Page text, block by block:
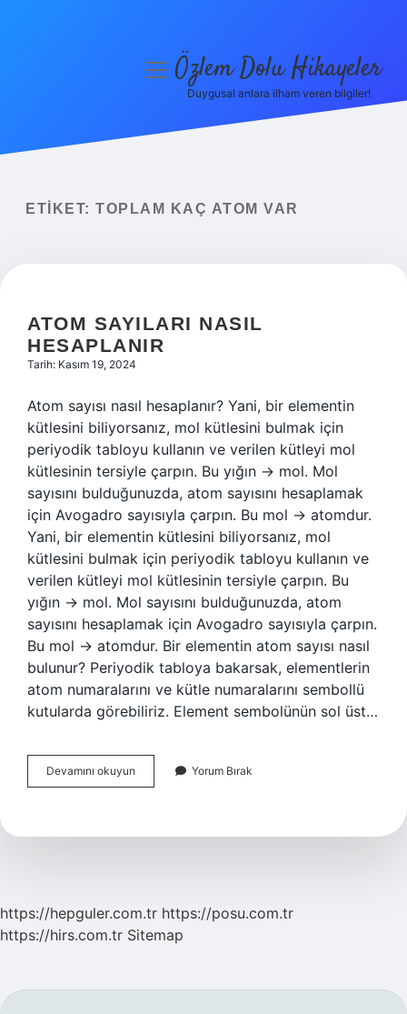
Yasal Uyarı
menüyüÖzlem Dolu Hikayeler
Duygusal anlara ilham veren bilgiler!
ETIKET: TOPLAM KAÇ ATOM VAR
ATOM SAYILARI NASIL
HESAPLANIR
Tarih: Kasım 19, 2024
Atom sayısı nasıl hesaplanır? Yani, bir elementin
kütlesini biliyorsanız, mol kütlesini bulmak için
periyodik tabloyu kullanın ve verilen kütleyi mol
kütlesinin tersiyle çarpın. Bu yığın → mol. Mol
sayısını bulduğunuzda, atom sayısını hesaplamak
için Avogadro sayısıyla çarpın. Bu mol → atomdur.
Yani, bir elementin kütlesini biliyorsanız, mol
kütlesini bulmak için periyodik tabloyu kullanın ve
verilen kütleyi mol kütlesinin tersiyle çarpın. Bu
yığın → mol. Mol sayısını bulduğunuzda, atom
sayısını hesaplamak için Avogadro sayısıyla çarpın.
Bu mol → atomdur. Bir elementin atom sayısı nasıl
bulunur? Periyodik tabloya bakarsak, elementlerin
atom numaralarını ve kütle numaralarını sembollü
kutularda görebiliriz. Element sembolünün sol üst…
Devamını okuyun
Sayıları
Yorum Bırak
https://hepguler.com.tr https://posu.com.tr
https://hirs.com.tr Sitemap